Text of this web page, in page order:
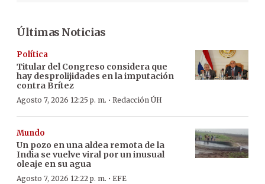
Últimas Noticias
Política
Titular del Congreso considera que
hay desprolijidades en la imputación
contra Brítez
Agosto 7, 2026 12:25 p. m. · Redacción ÚH
Mundo
Un pozo en una aldea remota de la
India se vuelve viral por un inusual
oleaje en su agua
Agosto 7, 2026 12:22 p. m. · EFE